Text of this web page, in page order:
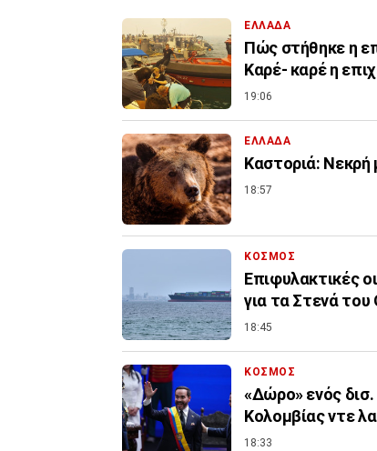
ΕΛΛΑΔΑ
Πώς στήθηκε η
Καρέ- καρέ η
19:06
ΕΛΛΑΔΑ
Καστοριά:
18:57
ΚΟΣΜΟΣ
Επιφυλακτικές
για τα Στενά του
18:45
ΚΟΣΜΟΣ
«Δώρο» ενός
Κολομβίας ντε
18:33